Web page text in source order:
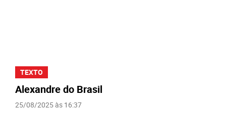
TEXTO
Alexandre do Brasil
25/08/2025 às 16:37